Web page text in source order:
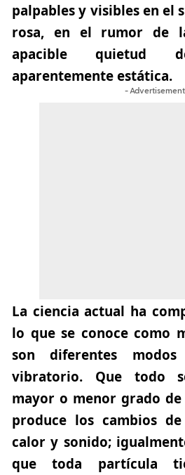
palpables y visibles en el
rosa, en el rumor de
apacible quietud
aparentemente estática.
-
La ciencia actual ha
lo que se conoce como
son diferentes
vibratorio. Que todo
mayor o menor grado
produce los cambios
calor y sonido;
que toda partícula